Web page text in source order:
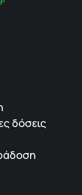
δόσεις